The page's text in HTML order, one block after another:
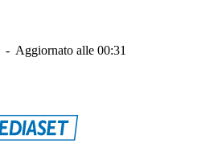
- Aggiornato alle 00:31